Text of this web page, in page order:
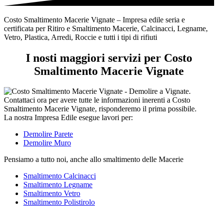
e
i
tipi
di
Costo Smaltimento Macerie Vignate – Impresa edile seria e
certificata per Ritiro e Smaltimento Macerie, Calcinacci, Legname,
Vetro, Plastica, Arredi, Roccie e tutti i tipi di rifiuti
I nosti maggiori servizi per Costo
Smaltimento Macerie Vignate
La nostra Impresa Edile esegue lavori per:
Demolire Parete
Demolire Muro
Pensiamo a tutto noi, anche allo smaltimento delle Macerie
Smaltimento Calcinacci
Smaltimento Legname
Smaltimento Vetro
Smaltimento Polistirolo